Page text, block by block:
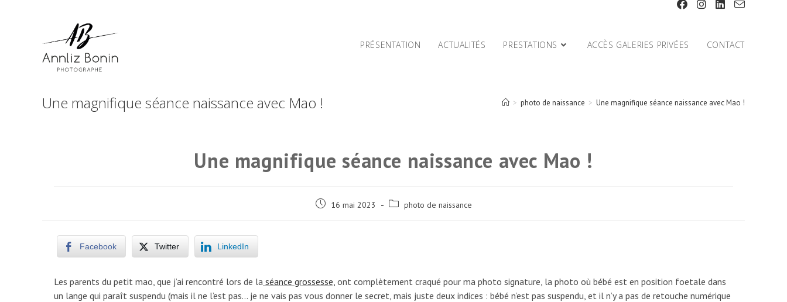
PRÉSENTATION ACTUALITÉS PRESTATIONS ACCÈS GALERIES PRIVÉES CONTACT
Une magnifique séance naissance avec Mao ! > photo de naissance > Une magnifique séance naissance avec Mao !
Une magnifique séance naissance avec Mao !
Post 16 mai 2023
Post photo de naissance
Facebook Twitter LinkedIn
Les parents du petit mao, que j’ai rencontré lors de la séance grossesse, ont complètement craqué pour ma photo signature, la photo où bébé est en position foetale dans
un lange qui paraît suspendu (mais il ne l’est pas… je ne vais pas vous donner le secret, mais juste deux indices : bébé n’est pas suspendu, et il n’y a pas de retouche numérique